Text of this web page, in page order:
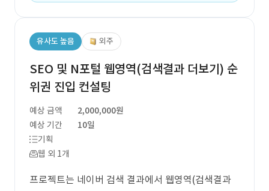
유사도 높음 외주
SEO 및 N포털 웹영역(검색결과 더보기) 순
위권 진입 컨설팅
예상 금액
2,000,000원
예상 기간
10일
기획
웹 외 1개
프로젝트는 네이버 검색 결과에서 웹영역(검색결과